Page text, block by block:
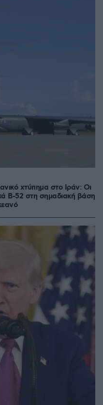
χτύπημα στο Ιράν: Οι
B-52 στη σημαδιακή βάση